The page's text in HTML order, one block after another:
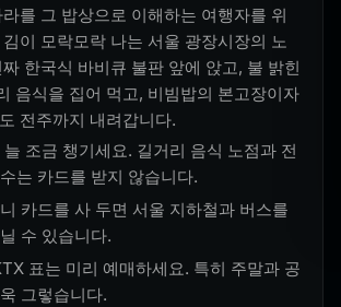
를 그 밥상으로 이해하는 여행자를 위
이 모락모락 나는 서울 광장시장의 노
한국식 바비큐 불판 앞에 앉고, 불 밝힌
음식을 집어 먹고, 비빔밥의 본고장이자
전주까지 내려갑니다.
조금 챙기세요. 길거리 음식 노점과 전
는 카드를 받지 않습니다.
카드를 사 두면 서울 지하철과 버스를
수 있습니다.
표는 미리 예매하세요. 특히 주말과 공
그렇습니다.